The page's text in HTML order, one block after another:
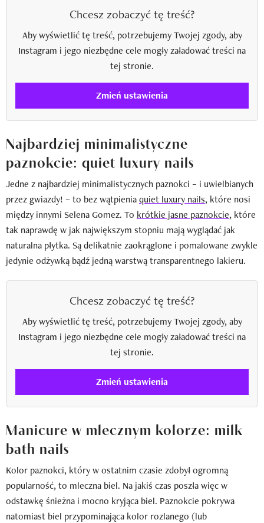
Chcesz zobaczyć tę treść?
Aby wyświetlić tę treść, potrzebujemy Twojej zgody, aby
Instagram i jego niezbędne cele mogły załadować treści na
tej stronie.
Zmień ustawienia
Najbardziej minimalistyczne
paznokcie: quiet luxury nails
Jedne z najbardziej minimalistycznych paznokci – i uwielbianych
przez gwiazdy! – to bez wątpieniaquiet luxury nails, które nosi
między innymi Selena Gomez. To krótkie jasne paznokcie, które
tak naprawdę w jak największym stopniu mają wyglądać jak
naturalna płytka. Są delikatnie zaokrąglone i pomalowane zwykle
jedynie odżywką bądź jedną warstwą transparentnego lakieru.
Chcesz zobaczyć tę treść?
Aby wyświetlić tę treść, potrzebujemy Twojej zgody, aby
Instagram i jego niezbędne cele mogły załadować treści na
tej stronie.
Zmień ustawienia
Manicure w mlecznym kolorze: milk
bath nails
Kolor paznokci, który w ostatnim czasie zdobył ogromną
popularność, to mleczna biel. Na jakiś czas poszła więc w
odstawkę śnieżna i mocno kryjąca biel. Paznokcie pokrywa
natomiast biel przypominająca kolor rozlanego (lub